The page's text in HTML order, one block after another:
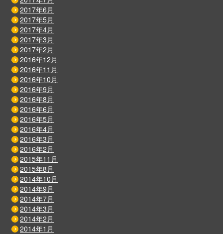
2017年6月
2017年5月
2017年4月
2017年3月
2017年2月
2016年12月
2016年11月
2016年10月
2016年9月
2016年8月
2016年6月
2016年5月
2016年4月
2016年3月
2016年2月
2015年11月
2015年8月
2014年10月
2014年9月
2014年7月
2014年3月
2014年2月
2014年1月